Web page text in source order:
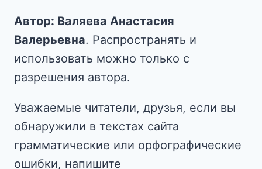
Автор: Валяева Анастасия
Валерьевна. Распространять и
использовать можно только с
разрешения автора.
Уважаемые читатели, друзья, если вы
обнаружили в текстах сайта
грамматические или орфографические
ошибки, напишите